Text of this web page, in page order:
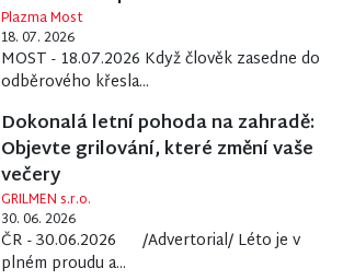
Plazma Most
18. 07. 2026
MOST - 18.07.2026 Když člověk zasedne do
odběrového křesla...
Dokonalá letní pohoda na zahradě:
Objevte grilování, které změní vaše
večery
GRILMEN s.r.o.
30. 06. 2026
ČR - 30.06.2026 /Advertorial/ Léto je v
plném proudu a...